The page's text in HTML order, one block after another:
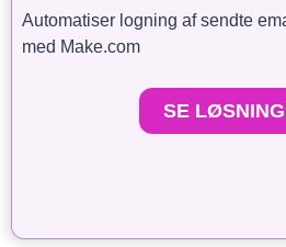
Automatiser logning af sendte
med Make.com
SE